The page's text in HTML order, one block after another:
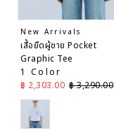
New Arrivals
เสื้อยืดผู้ชาย Pocket
Graphic Tee
1 Color
ราคาลด
฿ 2,303.00 ราคาปกติ
฿ 3,290.00
White